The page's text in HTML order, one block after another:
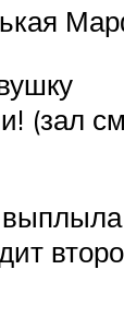
(зал